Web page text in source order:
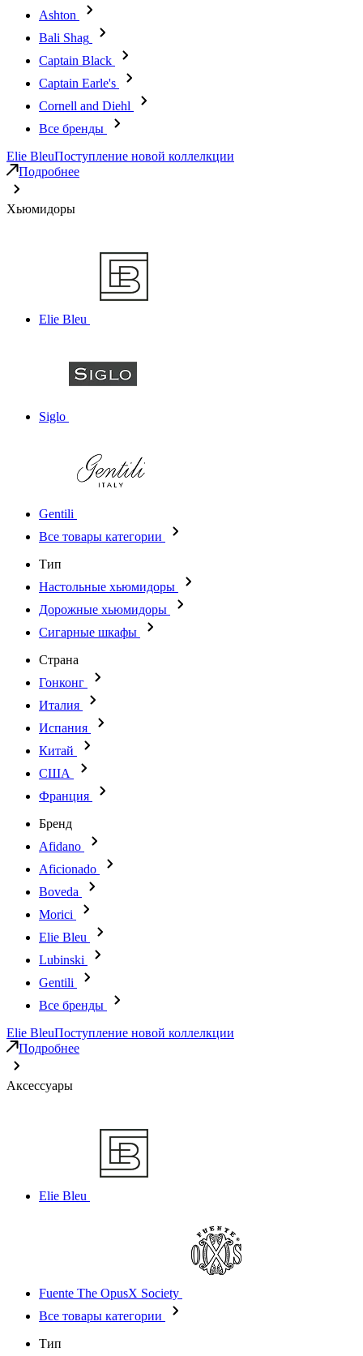
Ashton
Bali Shag
Captain Black
Captain Earle's
Cornell and Diehl
Все бренды
Elie BleuПоступление новой коллелкции
Подробнее
Хьюмидоры
Elie Bleu
Siglo
Gentili
Все товары категории
Тип
Настольные хьюмидоры
Дорожные хьюмидоры
Сигарные шкафы
Страна
Гонконг
Италия
Испания
Китай
США
Франция
Бренд
Afidano
Aficionado
Boveda
Morici
Elie Bleu
Lubinski
Gentili
Все бренды
Elie BleuПоступление новой коллелкции
Подробнее
Аксессуары
Elie Bleu
Fuente The OpusX Society
Все товары категории
Тип